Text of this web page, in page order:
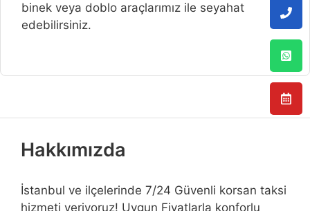
binek veya doblo araçlarımız ile seyahat
edebilirsiniz.
Hakkımızda
İstanbul ve ilçelerinde 7/24 Güvenli korsan taksi
hizmeti veriyoruz! Uygun Fiyatlarla konforlu